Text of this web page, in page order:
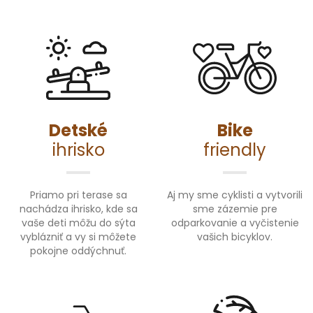
Detské
ihrisko
Priamo pri terase sa
nachádza ihrisko, kde sa
vaše deti môžu do sýta
vyblázniť a vy si môžete
pokojne oddýchnuť.
Bike
friendly
Aj my sme cyklisti a vytvorili
sme zázemie pre
odparkovanie a vyčistenie
vašich bicyklov.